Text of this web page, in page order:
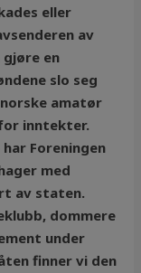
eller
av
en
slo seg
amatør
inntekter.
Foreningen
med
av staten.
dommere
under
finner vi den